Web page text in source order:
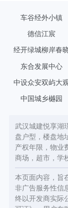
的经开外国语学
国语学校之一的
长坐镇，涵盖小
目自身规划有一
学。12年全龄优
和家人的健康保
态绿意，两大公
车谷经外小镇
德信江宸
经开绿城柳岸春
东合发展中心
中设众安双屿大
中国城乡樾园
武汉城建悦享湖
盘户型，楼盘地
产权年限，物业
商场，超市，学
本页面内容，旨
非广告服务性信
终以开发商实际